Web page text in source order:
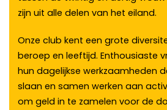
zijn uit alle delen van het eiland.
Onze club kent een grote
beroep en leeftijd. Enthousiaste
hun dagelijkse werkzaamheden
slaan en samen werken aan
om geld in te zamelen voor de